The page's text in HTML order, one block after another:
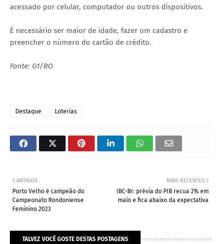
acessado por celular, computador ou outros dispositivos.
É necessário ser maior de idade, fazer um cadastro e
preencher o número do cartão de crédito.
Fonte: G1/RO
Destaque Loterias
MAIS RECENTES
IBC-Br: prévia do PIB recua 2% em
maio e fica abaixo da expectativa
ANTIGOS
Porto Velho é campeão do
Campeonato Rondoniense
Feminino 2023
TALVEZ VOCÊ GOSTE DESTAS POSTAGENS